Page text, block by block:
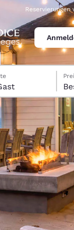
Reservierungen
1 Gast